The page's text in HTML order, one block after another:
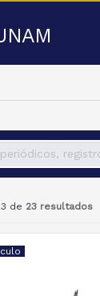
de 23 resultados